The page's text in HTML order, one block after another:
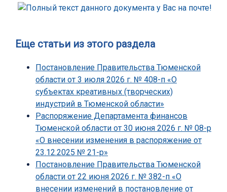
Еще статьи из этого раздела
Постановление Правительства Тюменской
области от 3 июля 2026 г. № 408-п «О
субъектах креативных (творческих)
индустрий в Тюменской области»
Распоряжение Департамента финансов
Тюменской области от 30 июня 2026 г. № 08-р
«О внесении изменения в распоряжение от
23.12.2025 № 21-р»
Постановление Правительства Тюменской
области от 22 июня 2026 г. № 382-п «О
внесении изменений в постановление от